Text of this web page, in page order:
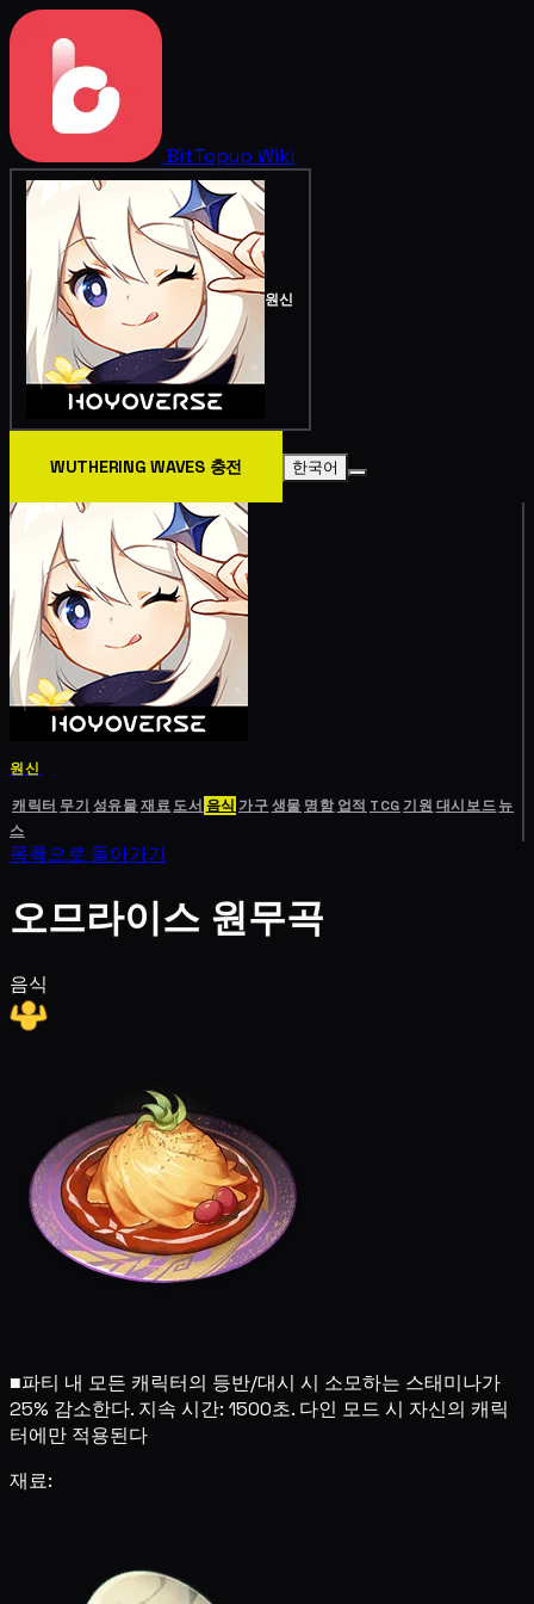
BitTopup Wiki
원신
WUTHERING WAVES 충전 한국어
원신
캐릭터 무기 성유물재료도서 음식 가구생물 명함 업적 TCG기원 대시보드뉴
스
목록으로 돌아가기
오므라이스 원무곡
음식
■파티 내 모든 캐릭터의 등반/대시 시 소모하는 스태미나가
25% 감소한다. 지속 시간: 1500초. 다인 모드 시 자신의 캐릭
터에만 적용된다
재료: